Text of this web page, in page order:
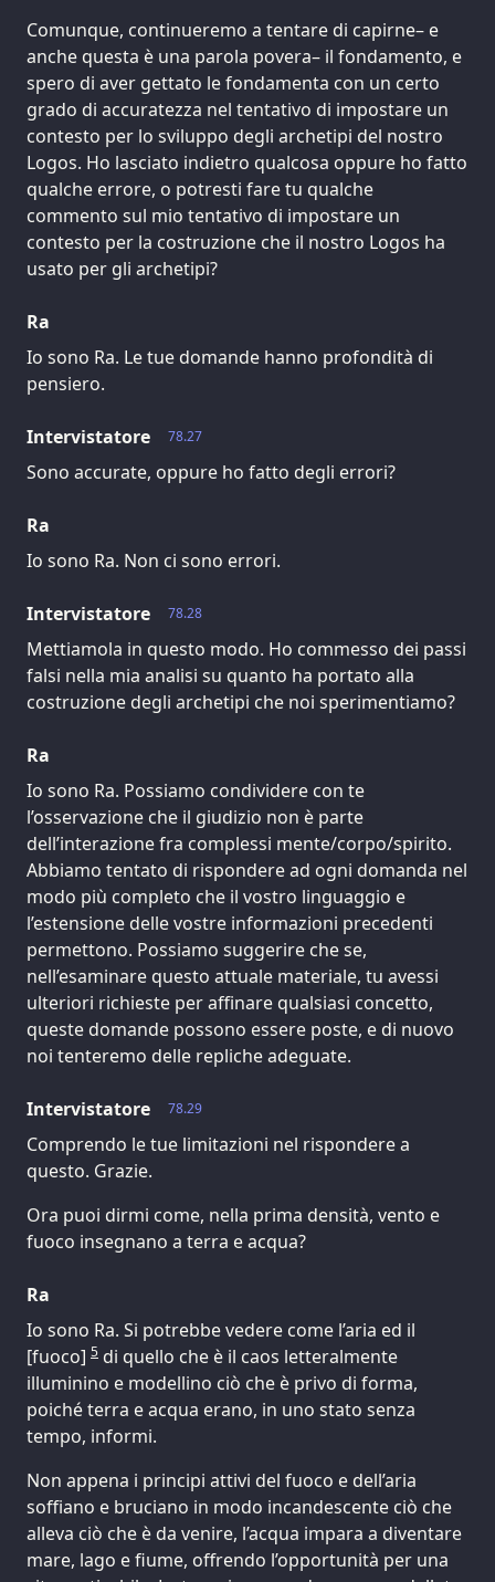
Comunque, continueremo a tentare di capirne– e
anche questa è una parola povera– il fondamento, e
spero di aver gettato le fondamenta con un certo
grado di accuratezza nel tentativo di impostare un
contesto per lo sviluppo degli archetipi del nostro
Logos. Ho lasciato indietro qualcosa oppure ho fatto
qualche errore, o potresti fare tu qualche
commento sul mio tentativo di impostare un
contesto per la costruzione che il nostro Logos ha
usato per gli archetipi?
Ra
Io sono Ra. Le tue domande hanno profondità di
pensiero.
78.27
Intervistatore
Sono accurate, oppure ho fatto degli errori?
Ra
Io sono Ra. Non ci sono errori.
78.28
Intervistatore
Mettiamola in questo modo. Ho commesso dei passi
falsi nella mia analisi su quanto ha portato alla
costruzione degli archetipi che noi sperimentiamo?
Ra
Io sono Ra. Possiamo condividere con te
l’osservazione che il giudizio non è parte
dell’interazione fra complessi mente/corpo/spirito.
Abbiamo tentato di rispondere ad ogni domanda nel
modo più completo che il vostro linguaggio e
l’estensione delle vostre informazioni precedenti
permettono. Possiamo suggerire che se,
nell’esaminare questo attuale materiale, tu avessi
ulteriori richieste per affinare qualsiasi concetto,
queste domande possono essere poste, e di nuovo
noi tenteremo delle repliche adeguate.
78.29
Intervistatore
Comprendo le tue limitazioni nel rispondere a
questo. Grazie.
Ora puoi dirmi come, nella prima densità, vento e
fuoco insegnano a terra e acqua?
Ra
Io sono Ra. Si potrebbe vedere come l’aria ed il
[fuoco] 5 di quello che è il caos letteralmente
illuminino e modellino ciò che è privo di forma,
poiché terra e acqua erano, in uno stato senza
tempo, informi.
Non appena i principi attivi del fuoco e dell’aria
soffiano e bruciano in modo incandescente ciò che
alleva ciò che è da venire, l’acqua impara a diventare
mare, lago e fiume, offrendo l’opportunità per una